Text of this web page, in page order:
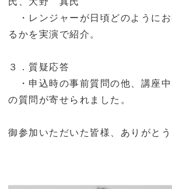
・レンジャーが日頃どのように
るかを実演で紹介。
３．質疑応答
・申込時の事前質問の他、講座中
の質問が寄せられました。
御参加いただいた皆様、ありがとう